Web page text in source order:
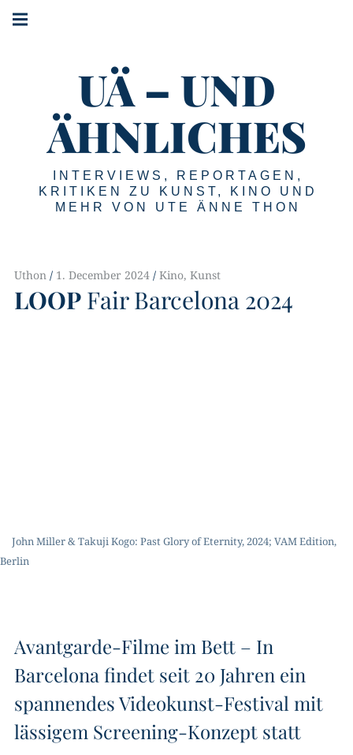
#!trpst#trp-
gettext
trpgettextoriginal=1#!trpen#Skip
content#!trpst#/trp-
gettext#!trpen#
UÄ – UND
ÄHNLICHES
INTERVIEWS, REPORTAGEN,
KRITIKEN ZU KUNST, KINO UND
MEHR VON UTE ÄNNE THON
gettext
navigation#!trpst#/trp-
trpgettextoriginal=3#!trpen#Menu#!trpst#/trp-
gettext#!trpen#
Uthon 1. December 2024 Kino, Kunst
LOOP Fair Barcelona 2024
John Miller & Takuji Kogo: Past Glory of Eternity, 2024; VAM Edition,
Berlin
Avantgarde-Filme im Bett – In
Barcelona findet seit 20 Jahren ein
spannendes Videokunst-Festival mit
lässigem Screening-Konzept statt